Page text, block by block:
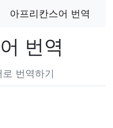
아프리칸스어 번역
번역
번역하기